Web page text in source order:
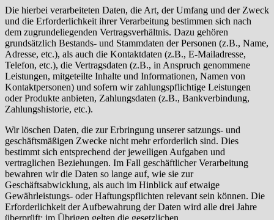
Die hierbei verarbeiteten Daten, die Art, der Umfang und der Zweck
und die Erforderlichkeit ihrer Verarbeitung bestimmen sich nach
dem zugrundeliegenden Vertragsverhältnis. Dazu gehören
grundsätzlich Bestands- und Stammdaten der Personen (z.B., Name,
Adresse, etc.), als auch die Kontaktdaten (z.B., E-Mailadresse,
Telefon, etc.), die Vertragsdaten (z.B., in Anspruch genommene
Leistungen, mitgeteilte Inhalte und Informationen, Namen von
Kontaktpersonen) und sofern wir zahlungspflichtige Leistungen
oder Produkte anbieten, Zahlungsdaten (z.B., Bankverbindung,
Zahlungshistorie, etc.).
Wir löschen Daten, die zur Erbringung unserer satzungs- und
geschäftsmäßigen Zwecke nicht mehr erforderlich sind. Dies
bestimmt sich entsprechend der jeweiligen Aufgaben und
vertraglichen Beziehungen. Im Fall geschäftlicher Verarbeitung
bewahren wir die Daten so lange auf, wie sie zur
Geschäftsabwicklung, als auch im Hinblick auf etwaige
Gewährleistungs- oder Haftungspflichten relevant sein können. Die
Erforderlichkeit der Aufbewahrung der Daten wird alle drei Jahre